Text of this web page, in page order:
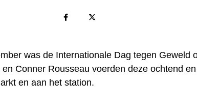
was de Internationale Dag tegen Geweld
Conner Rousseau voerden deze ochtend
en aan het station.